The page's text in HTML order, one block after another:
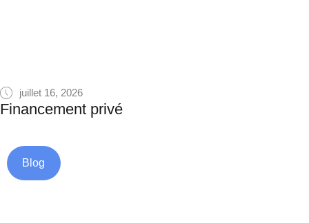
juillet 16, 2026
Financement privé
Blog